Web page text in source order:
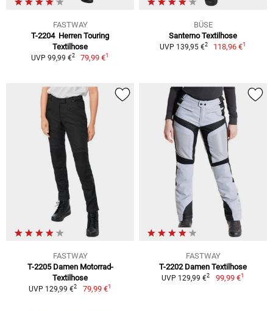
FASTWAY
T-2204 Herren Touring
Textilhose
UVP 99,99 €2 79,99 €1
BÜSE
Santerno Textilhose
UVP 139,95 €2 118,96 €1
FASTWAY
T-2205 Damen Motorrad-
Textilhose
UVP 129,99 €2 79,99 €1
FASTWAY
T-2202 Damen Textilhose
UVP 129,99 €2 99,99 €1